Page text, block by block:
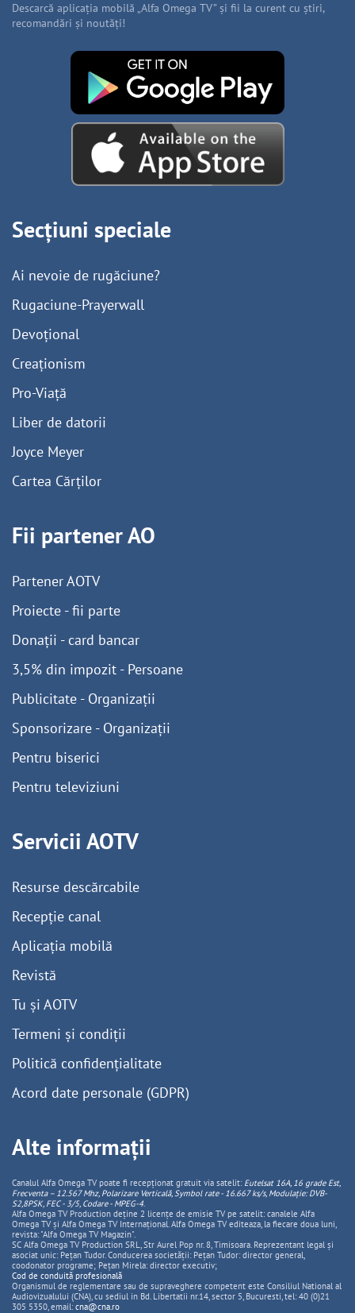
Descarcă aplicația mobilă „Alfa Omega TV” și fii la curent cu știri,
recomandări și noutăți!
Secțiuni speciale
Ai nevoie de rugăciune?
Rugaciune-Prayerwall
Devoțional
Creaționism
Pro-Viață
Liber de datorii
Joyce Meyer
Cartea Cărților
Fii partener AO
Partener AOTV
Proiecte - fii parte
Donații - card bancar
3,5% din impozit - Persoane
Publicitate - Organizații
Sponsorizare - Organizații
Pentru biserici
Pentru televiziuni
Servicii AOTV
Resurse descărcabile
Recepție canal
Aplicația mobilă
Revistă
Tu și AOTV
Termeni și condiții
Politică confidențialitate
Acord date personale (GDPR)
Alte informații
Canalul Alfa Omega TV poate fi recepționat gratuit via satelit: Eutelsat 16A, 16 grade Est,
Frecventa – 12.567 Mhz, PolarizareVerticală, Symbol rate - 16.667 ks/s, Modulație: DVB-
S2,8PSK, FEC - 3/5, Codare - MPEG-4.
Alfa Omega TV Production deține 2 licențe de emisie TV pe satelit: canalele Alfa
Omega TV și Alfa Omega TV Internațional. Alfa Omega TV editeaza, la fiecare doua luni,
revista: "Alfa Omega TV Magazin".
SC Alfa Omega TV Production SRL, Str Aurel Pop nr. 8, Timisoara. Reprezentant legal și
asociat unic: Pețan Tudor. Conducerea societății: Pețan Tudor: director general,
coodonator programe; Pețan Mirela: director executiv;
Cod de conduită profesională
Organismul de reglementare sau de supraveghere competent este Consiliul National al
Audiovizualului (CNA), cu sediul in Bd. Libertatii nr.14, sector 5, Bucuresti, tel: 40 (0)21
305 5350, email: cna@cna.ro